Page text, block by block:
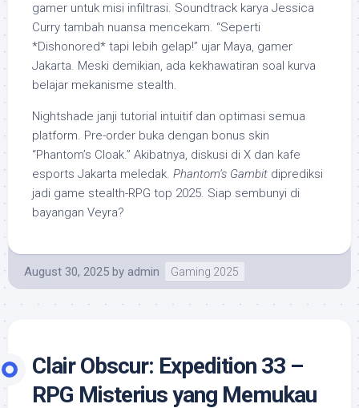
gamer untuk misi infiltrasi. Soundtrack karya Jessica
Curry tambah nuansa mencekam. “Seperti
*Dishonored* tapi lebih gelap!” ujar Maya, gamer
Jakarta. Meski demikian, ada kekhawatiran soal kurva
belajar mekanisme stealth.
Nightshade janji tutorial intuitif dan optimasi semua
platform. Pre-order buka dengan bonus skin
“Phantom’s Cloak.” Akibatnya, diskusi di X dan kafe
esports Jakarta meledak. Phantom’s Gambit diprediksi
jadi game stealth-RPG top 2025. Siap sembunyi di
bayangan Veyra?
August 30, 2025 by admin Gaming 2025
Clair Obscur: Expedition 33 –
RPG Misterius yang Memukau